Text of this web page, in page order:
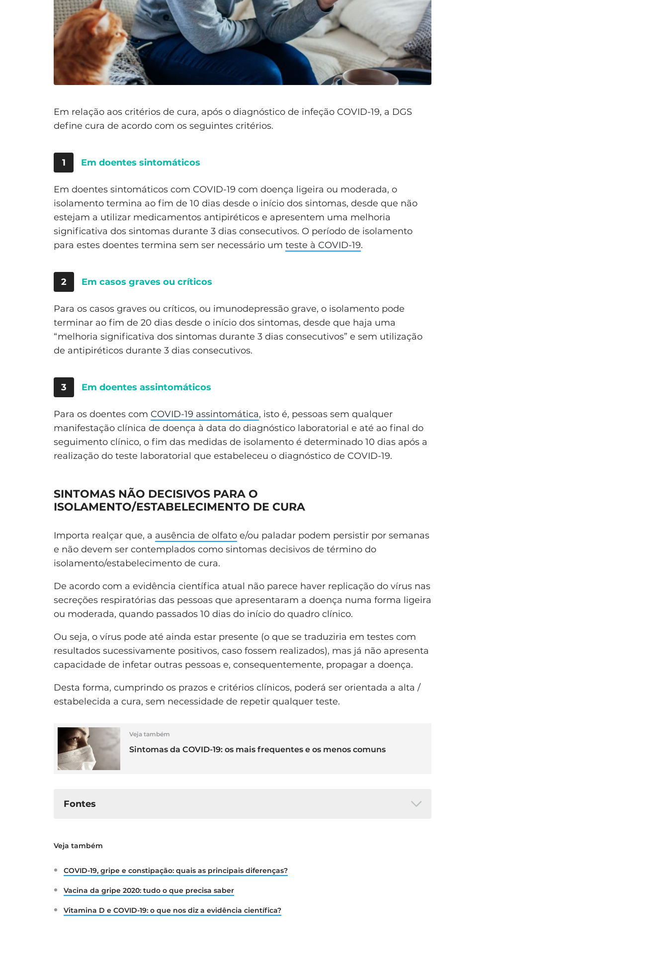
Em relação aos critérios de cura, após o diagnóstico de infeção COVID-19, a DGS
define cura de acordo com os seguintes critérios.
1 Em doentes sintomáticos
Em doentes sintomáticos com COVID-19 com doença ligeira ou moderada, o
isolamento termina ao fim de 10 dias desde o início dos sintomas, desde que não
estejam a utilizar medicamentos antipiréticos e apresentem uma melhoria
significativa dos sintomas durante 3 dias consecutivos. O período de isolamento
para estes doentes termina sem ser necessário um teste à COVID-19.
2 Em casos graves ou críticos
Para os casos graves ou críticos, ou imunodepressão grave, o isolamento pode
terminar ao fim de 20 dias desde o início dos sintomas, desde que haja uma
“melhoria significativa dos sintomas durante 3 dias consecutivos” e sem utilização
de antipiréticos durante 3 dias consecutivos.
3 Em doentes assintomáticos
Para os doentes com COVID-19 assintomática, isto é, pessoas sem qualquer
manifestação clínica de doença à data do diagnóstico laboratorial e até ao final do
seguimento clínico, o fim das medidas de isolamento é determinado 10 dias após a
realização do teste laboratorial que estabeleceu o diagnóstico de COVID-19.
SINTOMAS NÃO DECISIVOS PARA O
ISOLAMENTO/ESTABELECIMENTO DE CURA
Importa realçar que, a ausência de olfato e/ou paladar podem persistir por semanas
e não devem ser contemplados como sintomas decisivos de término do
isolamento/estabelecimento de cura.
De acordo com a evidência científica atual não parece haver replicação do vírus nas
secreções respiratórias das pessoas que apresentaram a doença numa forma ligeira
ou moderada, quando passados 10 dias do início do quadro clínico.
Ou seja, o vírus pode até ainda estar presente (o que se traduziria em testes com
resultados sucessivamente positivos, caso fossem realizados), mas já não apresenta
capacidade de infetar outras pessoas e, consequentemente, propagar a doença.
Desta forma, cumprindo os prazos e critérios clínicos, poderá ser orientada a alta /
estabelecida a cura, sem necessidade de repetir qualquer teste.
Veja também
Sintomas da COVID-19: os mais frequentes e os menos comuns
Fontes
14/10/2020. Disponível em:
Veja também
COVID-19, gripe e constipação: quais as principais diferenças?
Vacina da gripe 2020: tudo o que precisa saber
Vitamina D e COVID-19: o que nos diz a evidência científica?